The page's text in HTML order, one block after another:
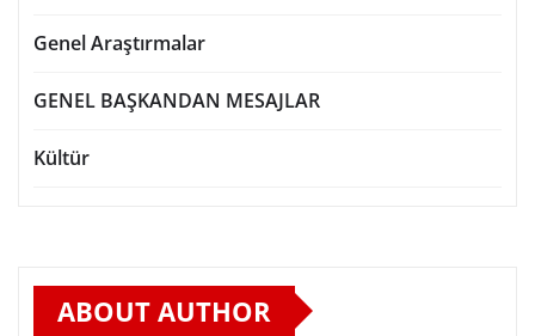
Genel Araştırmalar
GENEL BAŞKANDAN MESAJLAR
Kültür
ABOUT AUTHOR